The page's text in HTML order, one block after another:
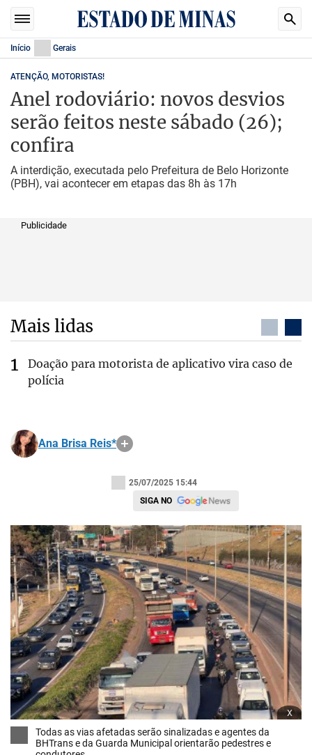
Início Gerais
ATENÇÃO, MOTORISTAS!
Anel rodoviário: novos desvios
serão feitos neste sábado (26);
confira
A interdição, executada pelo Prefeitura de Belo Horizonte
(PBH), vai acontecer em etapas das 8h às 17h
Publicidade
Mais lidas
Doação para motorista de aplicativo vira caso de
polícia
Ana Brisa Reis*
25/07/2025 15:44
SIGA NO
x
Todas as vias afetadas serão sinalizadas e agentes da
BHTrans e da Guarda Municipal orientarão pedestres e